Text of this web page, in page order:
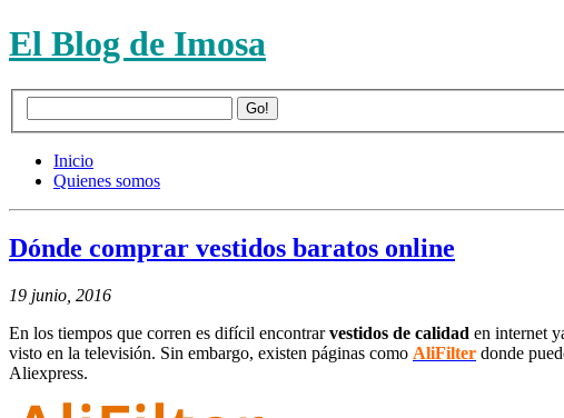
El Blog de Imosa
Inicio
Quienes somos
Dónde comprar vestidos baratos online
19 junio, 2016
En los tiempos que corren es difícil encontrarvestidos de calidad en internet
visto en la televisión. Sin embargo, existen páginas como AliFilter donde
Aliexpress.